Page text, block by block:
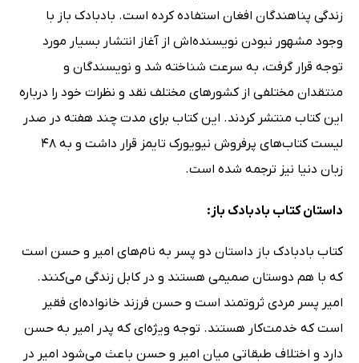
زندگی پناهندگان افغان استفاده کرده است. بادبادک باز با
وجود مشهور نبودن نویسنده‌اش از آغاز انتشار بسیار مورد
توجه قرار گرفت، به سرعت شناخته شد و نویسندگان و
منتقدان مختلفی از کشورهای مختلف نقد و نظرات خود را درباره
این کتاب منتشر کردند. این کتاب برای مدت چند هفته در صدر
لیست کتاب‌های پرفروش نیویورک تایمز قرار داشت و به 48
زبان دنیا نیز ترجمه شده است.
داستان کتاب بادبادک باز:
کتاب بادبادک باز داستان دو پسر به نام‌های امیر و حسن است
که با هم دوستان صمیمی‌ هستند و در کابل زندگی می‌کنند.
امیر پسر مردی ثروتمند است و حسن فرزند خانواده‌ای فقیر
است که خدمت‌کار هستند. توجه ویژه‌ای که پدر امیر به حسن
دارد و اختلاف طبقاتی میان امیر و حسن باعث می‌شود امیر در